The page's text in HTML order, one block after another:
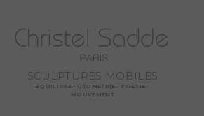
SCULPTURES MOBILES
ÉQUILIBRE - GÉOMÉTRIE - POÉSIE -
MOUVEMENT